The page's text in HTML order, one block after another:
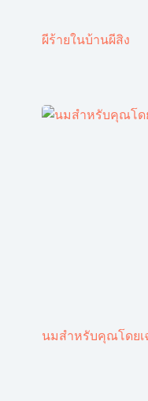
ผีร้ายในบ้านผีสิง
นมสำหรับคุณโดยเ